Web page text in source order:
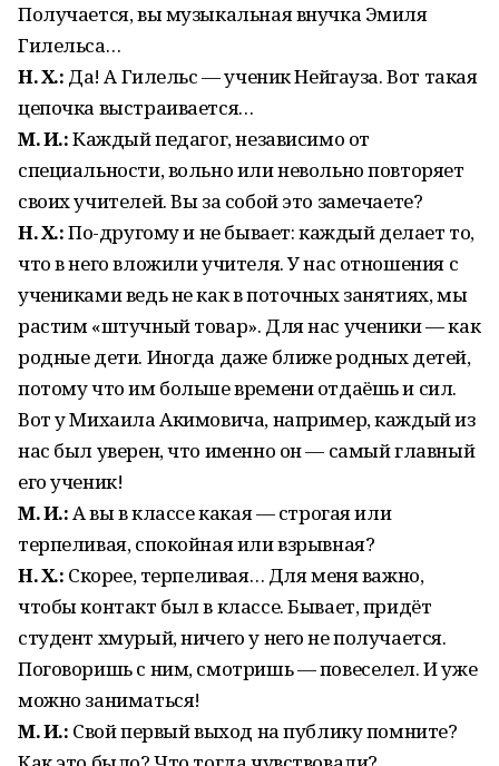
Получается, вы музыкальная внучка Эмиля
Гилельса…
Н. Х.: Да! А Гилельс — ученик Нейгауза. Вот такая
цепочка выстраивается…
М. И.:Каждый педагог, независимо от
специальности, вольно или невольно повторяет
своих учителей. Вы за собой это замечаете?
Н. Х.:По-другому и не бывает: каждый делает то,
что в него вложили учителя. У нас отношения с
учениками ведь не как в поточных занятиях, мы
растим «штучный товар». Для нас ученики — как
родные дети. Иногда даже ближе родных детей,
потому что им больше времени отдаёшь и сил.
Вот у Михаила Акимовича, например, каждый из
нас был уверен, что именно он — самый главный
его ученик!
М. И.:А вы в классе какая — строгая или
терпеливая, спокойная или взрывная?
Н. Х.: Скорее, терпеливая… Для меня важно,
чтобы контакт был в классе. Бывает, придёт
студент хмурый, ничего у него не получается.
Поговоришь с ним, смотришь — повеселел. И уже
можно заниматься!
М. И.: Свой первый выход на публику помните?